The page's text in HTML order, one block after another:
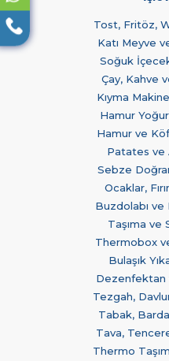
Tost, Fritöz,
Katı Meyve
Soğuk
Çay, Kahve
Kıyma
Hamur
Hamur ve
Patates ve
Sebze
Ocaklar,
Buzdolabı
Taşıma ve
Thermobox
Bulaşık
Dezenfektan
Tezgah,
Tabak,
Tava,
Thermo